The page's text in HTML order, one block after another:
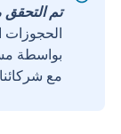
تم التحقق
الحجوزات
مع